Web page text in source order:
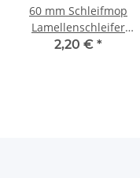
60 mm Schleifmop
Lamellenschleifer
Fächerschleifer
2,20 € *